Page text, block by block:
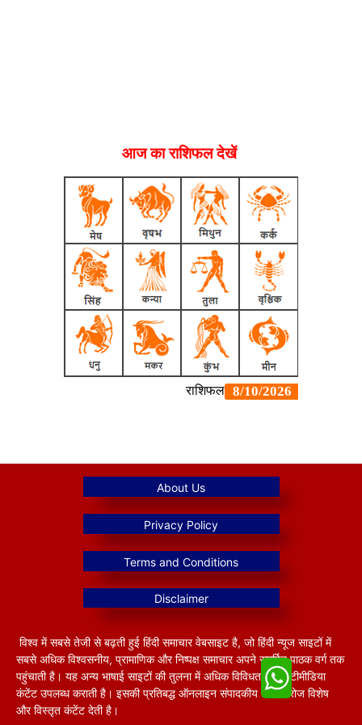
आज का राशिफल देखें
विश्व में सबसे तेजी से बढ़ती हुई हिंदी समाचार वेबसाइट है, जो हिंदी न्यूज साइटों में
सबसे अधिक विश्वसनीय, प्रामाणिक और निष्पक्ष समाचार अपने समर्पित पाठक वर्ग तक
पहुंचाती है। यह अन्य भाषाई साइटों की तुलना में अधिक विविधतापूर्ण मल्टीमीडिया
कंटेंट उपलब्ध कराती है। इसकी प्रतिबद्ध ऑनलाइन संपादकीय टीम हररोज विशेष
और विस्तृत कंटेंट देती है।